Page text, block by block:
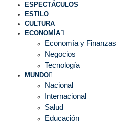
ESPECTÁCULOS
ESTILO
CULTURA
ECONOMÍA
Economía y Finanzas
Negocios
Tecnología
MUNDO
Nacional
Internacional
Salud
Educación